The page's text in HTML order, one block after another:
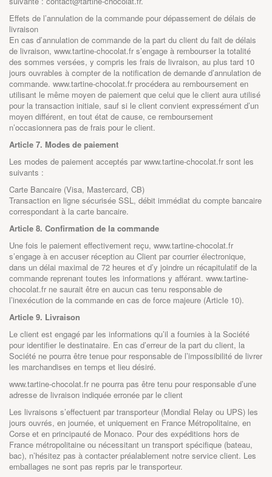
Effets de l’annulation de la commande pour dépassement de délais de
livraison
En cas d’annulation de commande de la part du client du fait de délais
de livraison, www.tartine-chocolat.fr s’engage à rembourser la totalité
des sommes versées, y compris les frais de livraison, au plus tard 10
jours ouvrables à compter de la notification de demande d’annulation de
commande. www.tartine-chocolat.fr procédera au remboursement en
utilisant le même moyen de paiement que celui que le client aura utilisé
pour la transaction initiale, sauf si le client convient expressément d’un
moyen différent, en tout état de cause, ce remboursement
n’occasionnera pas de frais pour le client.
Article 7. Modes de paiement
Les modes de paiement acceptés par www.tartine-chocolat.fr sont les
suivants :
Carte Bancaire (Visa, Mastercard, CB)
Transaction en ligne sécurisée SSL, débit immédiat du compte bancaire
correspondant à la carte bancaire.
Article 8. Confirmation de la commande
Une fois le paiement effectivement reçu, www.tartine-chocolat.fr
s’engage à en accuser réception au Client par courrier électronique,
dans un délai maximal de 72 heures et d’y joindre un récapitulatif de la
commande reprenant toutes les informations y afférant. www.tartine-
chocolat.fr ne saurait être en aucun cas tenu responsable de
l’inexécution de la commande en cas de force majeure (Article 10).
Article 9. Livraison
Le client est engagé par les informations qu’il a fournies à la Société
pour identifier le destinataire. En cas d’erreur de la part du client, la
Société ne pourra être tenue pour responsable de l’impossibilité de livrer
les marchandises en temps et lieu désiré.
www.tartine-chocolat.fr ne pourra pas être tenu pour responsable d’une
adresse de livraison indiquée erronée par le client
Les livraisons s’effectuent par transporteur (Mondial Relay ou UPS) les
jours ouvrés, en journée, et uniquement en France Métropolitaine, en
Corse et en principauté de Monaco. Pour des expéditions hors de
France métropolitaine ou nécessitant un transport spécifique (bateau,
bac), n’hésitez pas à contacter préalablement notre service client. Les
emballages ne sont pas repris par le transporteur.